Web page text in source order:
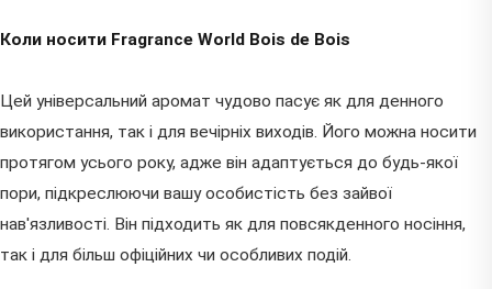
Коли носити Fragrance World Bois de Bois
Цей універсальний аромат чудово пасує як для денного
використання, так і для вечірніх виходів. Його можна носити
протягом усього року, адже він адаптується до будь-якої
пори, підкреслюючи вашу особистість без зайвої
нав'язливості. Він підходить як для повсякденного носіння,
так і для більш офіційних чи особливих подій.